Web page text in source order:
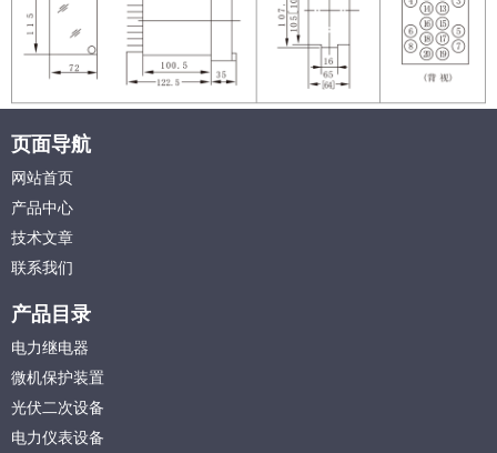
页面导航
网站首页
产品中心
技术文章
联系我们
产品目录
电力继电器
微机保护装置
光伏二次设备
电力仪表设备